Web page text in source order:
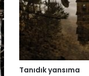
Tanıdık yansıma